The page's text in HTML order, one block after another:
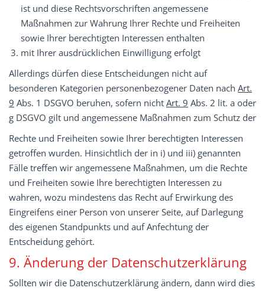
ist und diese Rechtsvorschriften angemessene
Maßnahmen zur Wahrung Ihrer Rechte und Freiheiten
sowie Ihrer berechtigten Interessen enthalten
mit Ihrer ausdrücklichen Einwilligung erfolgt
Allerdings dürfen diese Entscheidungen nicht auf
besonderen Kategorien personenbezogener Daten nach Art.
9 Abs. 1 DSGVO beruhen, sofern nicht Art. 9 Abs. 2 lit. a oder
g DSGVO gilt und angemessene Maßnahmen zum Schutz der
Rechte und Freiheiten sowie Ihrer berechtigten Interessen
getroffen wurden. Hinsichtlich der in i) und iii) genannten
Fälle treffen wir angemessene Maßnahmen, um die Rechte
und Freiheiten sowie Ihre berechtigten Interessen zu
wahren, wozu mindestens das Recht auf Erwirkung des
Eingreifens einer Person von unserer Seite, auf Darlegung
des eigenen Standpunkts und auf Anfechtung der
Entscheidung gehört.
9. Änderung der Datenschutzerklärung
Sollten wir die Datenschutzerklärung ändern, dann wird dies